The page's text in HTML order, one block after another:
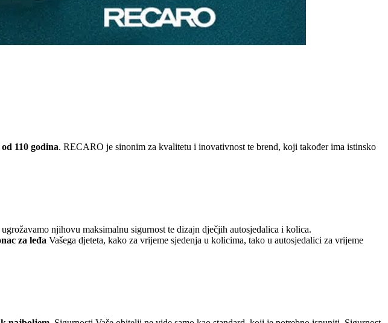
od 110 godina. RECARO je sinonim za kvalitetu i inovativnost te brend, koji također ima istinsko
njihovu maksimalnu sigurnost te dizajn dječjih autosjedalica i kolica.
za leđa Vašega djeteta, kako za vrijeme sjedenja u kolicima, tako u autosjedalici za vrijeme